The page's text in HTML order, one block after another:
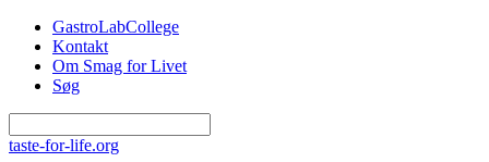
Gå til hovedindhold
GastroLabCollege
Kontakt
Om Smag for Livet
Søg
taste-for-life.org